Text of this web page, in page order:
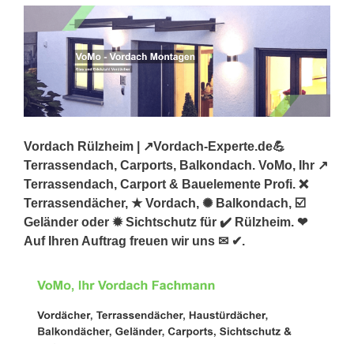
Vordach Rülzheim | ↗️Vordach-Experte.de💪
Terrassendach, Carports, Balkondach. VoMo, Ihr ↗️
Terrassendach, Carport & Bauelemente Profi. ❌
Terrassendächer, ★ Vordach, ✺ Balkondach, ☑️
Geländer oder ✹ Sichtschutz für ✔️ Rülzheim. ❤
Auf Ihren Auftrag freuen wir uns ✉ ✔.